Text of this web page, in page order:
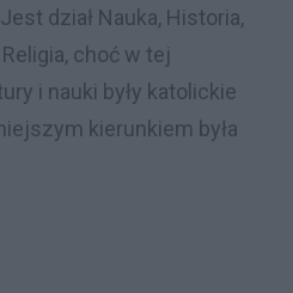
dział Nauka, Historia,
choć w tej
i nauki były katolickie
kierunkiem była